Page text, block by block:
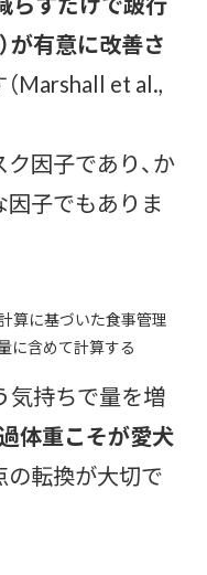
が有意に改善さ
Marshall et al.,
因子であり、か
子でもありま
算に基づいた食事管理
に含めて計算する
気持ちで量を増
体重こそが愛犬
の転換が大切で